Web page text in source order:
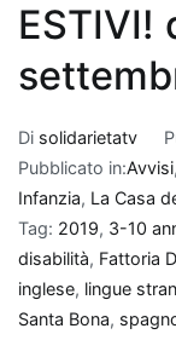
ESTIVI!
Di solidarietatv
Pubblicato in:Avvisi,
Infanzia, La Casa
Tag: 2019, 3-10
disabilità, Fattoria
inglese, lingue
Santa Bona,